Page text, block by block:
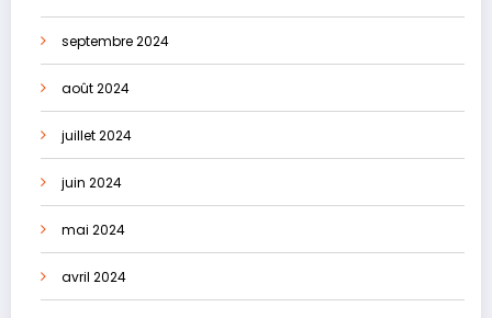
septembre 2024
août 2024
juillet 2024
juin 2024
mai 2024
avril 2024